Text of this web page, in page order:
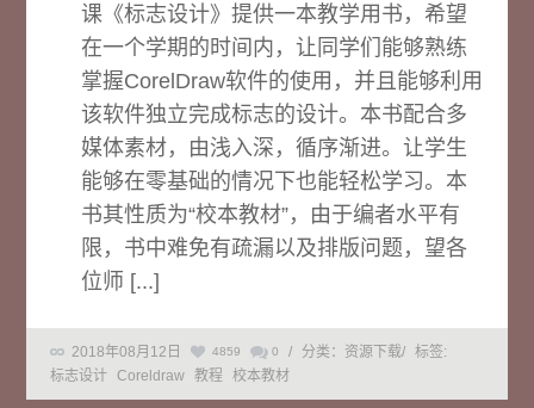
课《标志设计》提供一本教学用书，希望
在一个学期的时间内，让同学们能够熟练
掌握CorelDraw软件的使用，并且能够利用
该软件独立完成标志的设计。本书配合多
媒体素材，由浅入深，循序渐进。让学生
能够在零基础的情况下也能轻松学习。本
书其性质为“校本教材”，由于编者水平有
限，书中难免有疏漏以及排版问题，望各
位师 [...]
2018年08月12日 4859 0 / 分类：资源下载/
标签:
标志设计
Coreldraw 教程 校本教材